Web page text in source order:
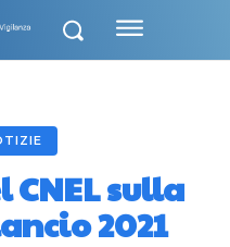
sulla
2021